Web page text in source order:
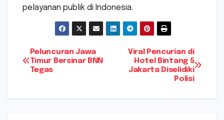
pelayanan publik di Indonesia.
Navigasi
pos
Viral Pencurian di
Hotel Bintang 5
Jakarta Diselidiki
Polisi
Peluncuran Jawa
Timur Bersinar BNN
Tegas